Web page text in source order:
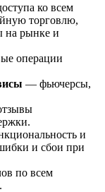
ко всем
торговлю,
на рынке и
операции
— фьючерсы,
и
и сбои при
по всем